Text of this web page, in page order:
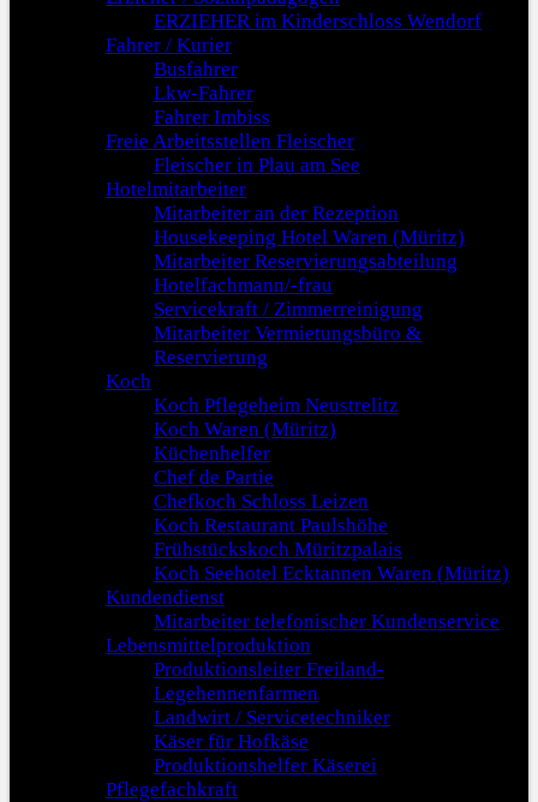
ERZIEHER im Kinderschloss Wendorf
Fahrer / Kurier
Busfahrer
Lkw-Fahrer
Fahrer Imbiss
Freie Arbeitsstellen Fleischer
Fleischer in Plau am See
Hotelmitarbeiter
Mitarbeiter an der Rezeption
Housekeeping Hotel Waren (Müritz)
Mitarbeiter Reservierungsabteilung
Hotelfachmann/-frau
Servicekraft / Zimmerreinigung
Mitarbeiter Vermietungsbüro &
Reservierung
Koch
Koch Pflegeheim Neustrelitz
Koch Waren (Müritz)
Küchenhelfer
Chef de Partie
Chefkoch Schloss Leizen
Koch Restaurant Paulshöhe
Frühstückskoch Müritzpalais
Koch Seehotel Ecktannen Waren (Müritz)
Kundendienst
Mitarbeiter telefonischer Kundenservice
Lebensmittelproduktion
Produktionsleiter Freiland-
Legehennenfarmen
Landwirt / Servicetechniker
Käser für Hofkäse
Produktionshelfer Käserei
Pflegefachkraft